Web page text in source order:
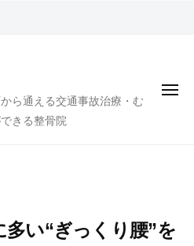
ら通える交通事故治療・む
きる整骨院
メ
い“ぎっくり腰”を